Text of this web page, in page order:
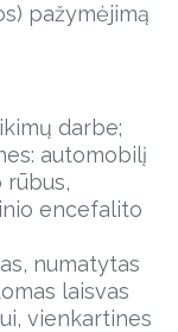
pažymėjimą
darbe;
automobilį
encefalito
numatytas
laisvas
vienkartines